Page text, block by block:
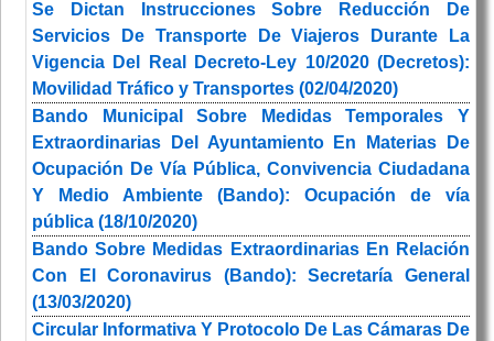
Se Dictan Instrucciones Sobre Reducción De
Servicios De Transporte De Viajeros Durante La
Vigencia Del Real Decreto-Ley 10/2020 (Decretos):
Movilidad Tráfico y Transportes (02/04/2020)
Bando Municipal Sobre Medidas Temporales Y
Extraordinarias Del Ayuntamiento En Materias De
Ocupación De Vía Pública, Convivencia Ciudadana
Y Medio Ambiente (Bando): Ocupación de vía
pública (18/10/2020)
Bando Sobre Medidas Extraordinarias En Relación
Con El Coronavirus (Bando): Secretaría General
(13/03/2020)
Circular Informativa Y Protocolo De Las Cámaras De